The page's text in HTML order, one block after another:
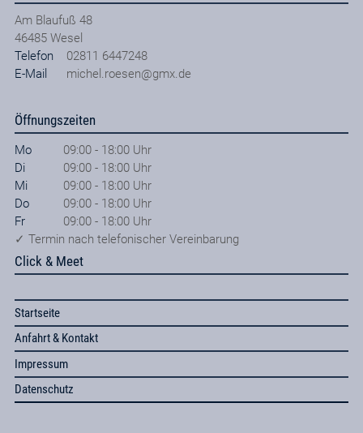
Am Blaufuß 48
46485 Wesel
Telefon
02811 6447248
E-Mail
michel.roesen@gmx.de
Öffnungszeiten
Mo
09:00 - 18:00 Uhr
Di
09:00 - 18:00 Uhr
Mi
09:00 - 18:00 Uhr
Do
09:00 - 18:00 Uhr
Fr
09:00 - 18:00 Uhr
✓ Termin nach telefonischer Vereinbarung
Click & Meet
Startseite
Anfahrt & Kontakt
Impressum
Datenschutz